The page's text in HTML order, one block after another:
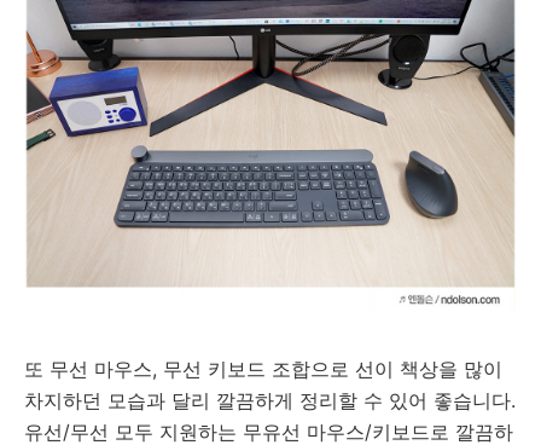
또 무선 마우스, 무선 키보드 조합으로 선이 책상을 많이
차지하던 모습과 달리 깔끔하게 정리할 수 있어 좋습니다.
유선/무선 모두 지원하는 무유선 마우스/키보드로 깔끔하